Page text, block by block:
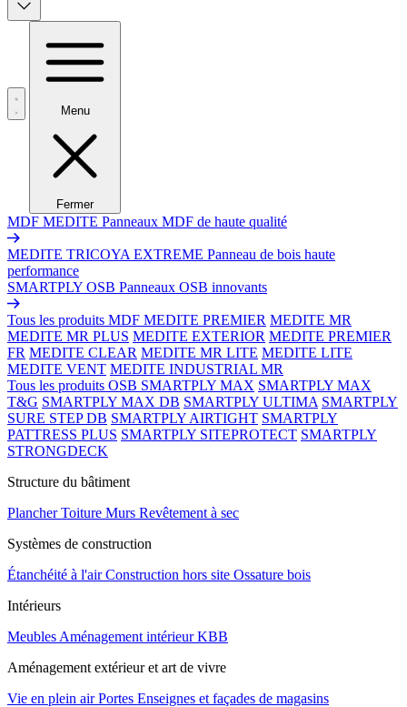
Menu
Fermer
MDF MEDITE Panneaux MDF de haute qualité
MEDITE TRICOYA EXTREME Panneau de bois haute
performance
SMARTPLY OSB Panneaux OSB innovants
Tous les produits MDF MEDITE PREMIER MEDITE MR
MEDITE MR PLUS MEDITE EXTERIOR MEDITE PREMIER
FR MEDITE CLEAR MEDITE MR LITE MEDITE LITE
MEDITE VENT MEDITE INDUSTRIAL MR
Tous les produits OSB SMARTPLY MAX SMARTPLY MAX
T&G SMARTPLY MAX DB SMARTPLY ULTIMA SMARTPLY
SURE STEP DB SMARTPLY AIRTIGHT SMARTPLY
PATTRESS PLUS SMARTPLY SITEPROTECT SMARTPLY
STRONGDECK
Structure du bâtiment
PlancherToiture Murs Revêtement à sec
Systèmes de construction
Étanchéité à l'airConstruction hors site Ossature bois
Intérieurs
Meubles Aménagement intérieurKBB
Aménagement extérieur et art de vivre
Vie en plein airPortes Enseignes et façades de magasins